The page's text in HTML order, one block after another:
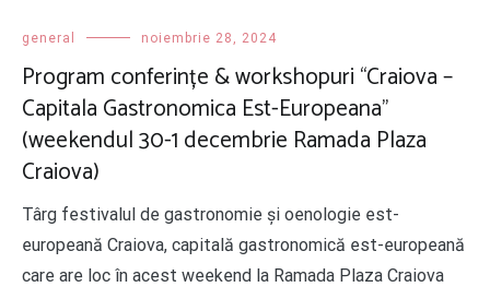
general noiembrie 28, 2024
Program conferințe & workshopuri “Craiova –
Capitala Gastronomica Est-Europeana”
(weekendul 30-1 decembrie Ramada Plaza
Craiova)
Târg festivalul de gastronomie și oenologie est-
europeană Craiova, capitală gastronomică est-europeană
care are loc în acest weekend la Ramada Plaza Craiova